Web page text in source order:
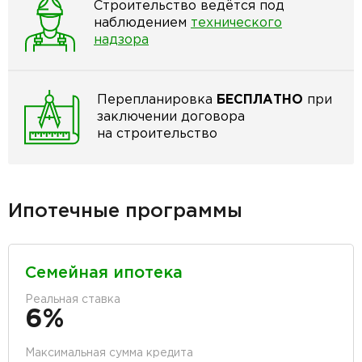
Строительство ведётся под
наблюдением технического
надзора
Перепланировка БЕСПЛАТНО при
заключении договора
на строительство
Ипотечные программы
Семейная ипотека
Реальная ставка
6%
Максимальная сумма кредита